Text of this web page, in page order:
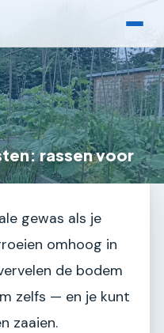
rassen voor
gewas als je
omhoog in
de bodem
zelfs — en je kunt
zaaien.